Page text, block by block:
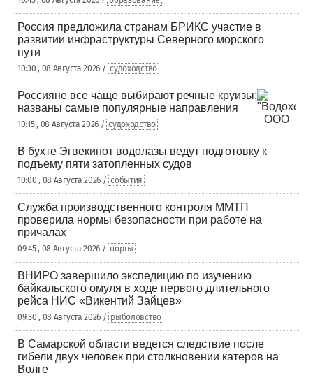
Россия предложила странам БРИКС участие в
развитии инфраструктуры Северного морского
пути
10:30 , 08 Августа 2026 / судоходство
Россияне все чаще выбирают речные круизы:
названы самые популярные направления
10:15 , 08 Августа 2026 / судоходство
В бухте Эгвекинот водолазы ведут подготовку к
подъему пяти затопленных судов
10:00 , 08 Августа 2026 / события
Служба производственного контроля ММТП
проверила нормы безопасности при работе на
причалах
09:45 , 08 Августа 2026 / порты
ВНИРО завершило экспедицию по изучению
байкальского омуля в ходе первого длительного
рейса НИС «Викентий Зайцев»
09:30 , 08 Августа 2026 / рыболовство
В Самарской области ведется следствие после
гибели двух человек при столкновении катеров на
Волге